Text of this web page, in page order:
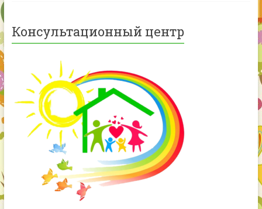
Консультационный центр